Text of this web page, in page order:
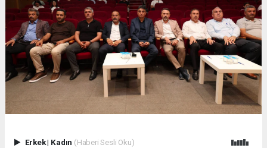
Erkek| Kadın (Haberi Sesli Oku)